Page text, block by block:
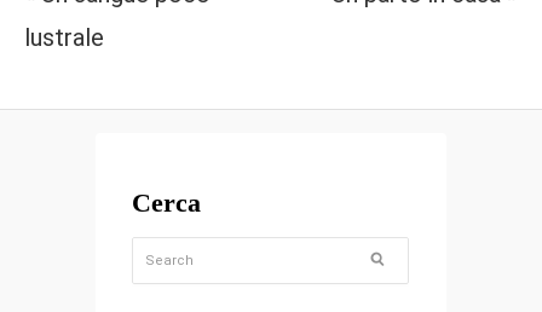
lustrale
Cerca